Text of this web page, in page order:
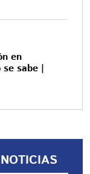
en
se sabe |